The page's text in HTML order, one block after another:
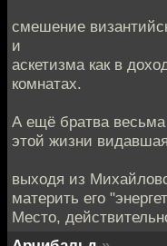
смешение
и
аскетизма как в
комнатах.
А ещё братва весьма
этой жизни
выходя из
материть его
Место,